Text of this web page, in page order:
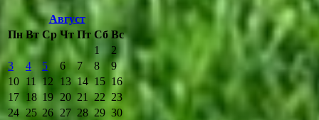
Август
Пн Вт Ср Чт Пт Сб Вс
1
2
3
4 5 6 7 8
9
10 11 12 13 14 15 16
17 18 19 20 21 22 23
24 25 26 27 28 29 30